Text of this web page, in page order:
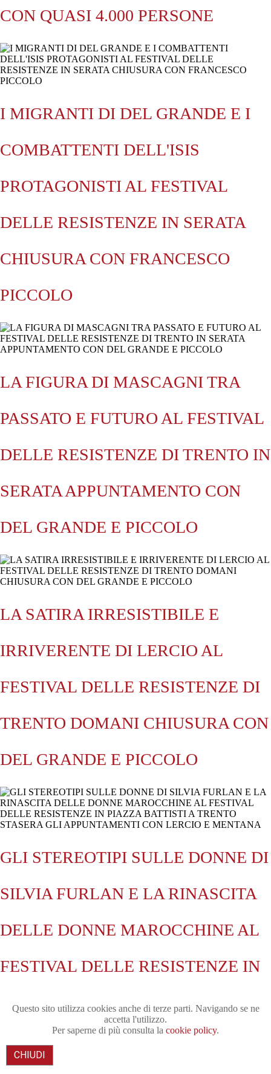
CON QUASI 4.000 PERSONE
I MIGRANTI DI DEL GRANDE E I
COMBATTENTI DELL'ISIS
PROTAGONISTI AL FESTIVAL
DELLE RESISTENZE IN SERATA
CHIUSURA CON FRANCESCO
PICCOLO
LA FIGURA DI MASCAGNI TRA
PASSATO E FUTURO AL FESTIVAL
DELLE RESISTENZE DI TRENTO IN
SERATA APPUNTAMENTO CON
DEL GRANDE E PICCOLO
LA SATIRA IRRESISTIBILE E
IRRIVERENTE DI LERCIO AL
FESTIVAL DELLE RESISTENZE DI
TRENTO DOMANI CHIUSURA CON
DEL GRANDE E PICCOLO
GLI STEREOTIPI SULLE DONNE DI
SILVIA FURLAN E LA RINASCITA
DELLE DONNE MAROCCHINE AL
FESTIVAL DELLE RESISTENZE IN
PIAZZA BATTISTI A TRENTO
STASERA GLI APPUNTAMENTI
Questo sito utilizza cookies anche di terze parti. Navigando se ne
accetta l'utilizzo.
Per saperne di più consulta la cookie policy.
CHIUDI